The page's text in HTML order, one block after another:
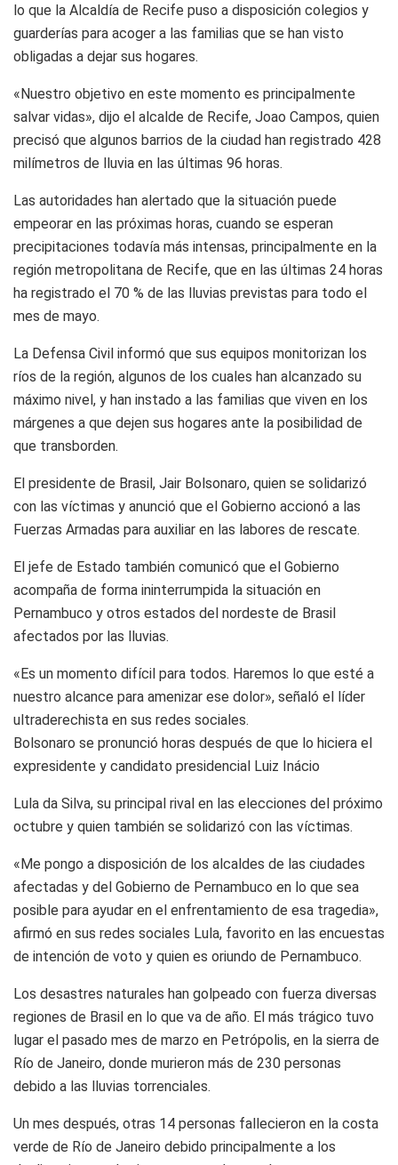
lo que la Alcaldía de Recife puso a disposición colegios y
guarderías para acoger a las familias que se han visto
obligadas a dejar sus hogares.
«Nuestro objetivo en este momento es principalmente
salvar vidas», dijo el alcalde de Recife, Joao Campos, quien
precisó que algunos barrios de la ciudad han registrado 428
milímetros de lluvia en las últimas 96 horas.
Las autoridades han alertado que la situación puede
empeorar en las próximas horas, cuando se esperan
precipitaciones todavía más intensas, principalmente en la
región metropolitana de Recife, que en las últimas 24 horas
ha registrado el 70 % de las lluvias previstas para todo el
mes de mayo.
La Defensa Civil informó que sus equipos monitorizan los
ríos de la región, algunos de los cuales han alcanzado su
máximo nivel, y han instado a las familias que viven en los
márgenes a que dejen sus hogares ante la posibilidad de
que transborden.
El presidente de Brasil, Jair Bolsonaro, quien se solidarizó
con las víctimas y anunció que el Gobierno accionó a las
Fuerzas Armadas para auxiliar en las labores de rescate.
El jefe de Estado también comunicó que el Gobierno
acompaña de forma ininterrumpida la situación en
Pernambuco y otros estados del nordeste de Brasil
afectados por las lluvias.
«Es un momento difícil para todos. Haremos lo que esté a
nuestro alcance para amenizar ese dolor», señaló el líder
ultraderechista en sus redes sociales.
Bolsonaro se pronunció horas después de que lo hiciera el
expresidente y candidato presidencial Luiz Inácio
Lula da Silva, su principal rival en las elecciones del próximo
octubre y quien también se solidarizó con las víctimas.
«Me pongo a disposición de los alcaldes de las ciudades
afectadas y del Gobierno de Pernambuco en lo que sea
posible para ayudar en el enfrentamiento de esa tragedia»,
afirmó en sus redes sociales Lula, favorito en las encuestas
de intención de voto y quien es oriundo de Pernambuco.
Los desastres naturales han golpeado con fuerza diversas
regiones de Brasil en lo que va de año. El más trágico tuvo
lugar el pasado mes de marzo en Petrópolis, en la sierra de
Río de Janeiro, donde murieron más de 230 personas
debido a las lluvias torrenciales.
Un mes después, otras 14 personas fallecieron en la costa
verde de Río de Janeiro debido principalmente a los